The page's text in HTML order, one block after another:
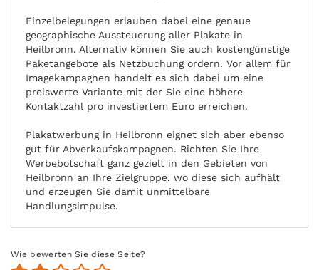
Einzelbelegungen erlauben dabei eine genaue
geographische Aussteuerung aller Plakate in
Heilbronn. Alternativ können Sie auch kostengünstige
Paketangebote als Netzbuchung ordern. Vor allem für
Imagekampagnen handelt es sich dabei um eine
preiswerte Variante mit der Sie eine höhere
Kontaktzahl pro investiertem Euro erreichen.
Plakatwerbung in Heilbronn eignet sich aber ebenso
gut für Abverkaufskampagnen. Richten Sie Ihre
Werbebotschaft ganz gezielt in den Gebieten von
Heilbronn an Ihre Zielgruppe, wo diese sich aufhält
und erzeugen Sie damit unmittelbare
Handlungsimpulse.
Wie bewerten Sie diese Seite?